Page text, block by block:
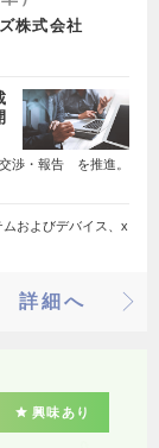
株式会社
渉・報告 を推進。
およびデバイス、x
詳細へ
興味あり